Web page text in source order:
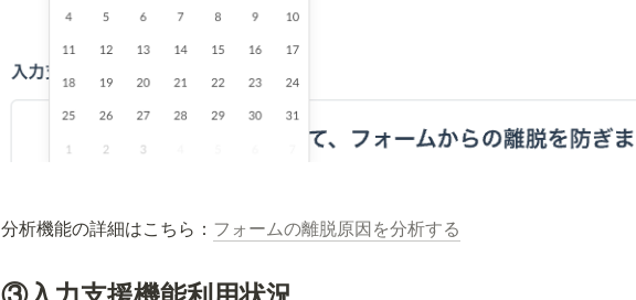
分析機能の詳細はこちら： フォームの離脱原因を分析する